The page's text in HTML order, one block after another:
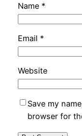
Name *
Email *
Website
Save my
browser for